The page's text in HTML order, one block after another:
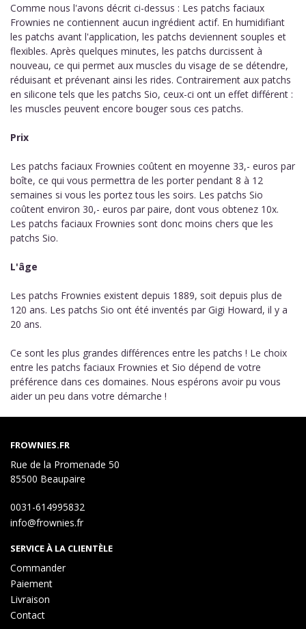
Comme nous l'avons décrit ci-dessus : Les patchs faciaux
Frownies ne contiennent aucun ingrédient actif. En humidifiant
les patchs avant l'application, les patchs deviennent souples et
flexibles. Après quelques minutes, les patchs durcissent à
nouveau, ce qui permet aux muscles du visage de se détendre,
réduisant et prévenant ainsi les rides. Contrairement aux patchs
en silicone tels que les patchs Sio, ceux-ci ont un effet différent :
les muscles peuvent encore bouger sous ces patchs.
Prix
Les patchs faciaux Frownies coûtent en moyenne 33,- euros par
boîte, ce qui vous permettra de les porter pendant 8 à 12
semaines si vous les portez tous les soirs. Les patchs Sio
coûtent environ 30,- euros par paire, dont vous obtenez 10x.
Les patchs faciaux Frownies sont donc moins chers que les
patchs Sio.
L'âge
Les patchs Frownies existent depuis 1889, soit depuis plus de
120 ans. Les patchs Sio ont été inventés par Gigi Howard, il y a
20 ans.
Ce sont les plus grandes différences entre les patchs ! Le choix
entre les patchs faciaux Frownies et Sio dépend de votre
préférence dans ces domaines. Nous espérons avoir pu vous
aider un peu dans votre démarche !
FROWNIES.FR
Rue de la Promenade 50
85500 Beaupaire
0031-614995832
info@frownies.fr
SERVICE À LA CLIENTÈLE
Commander
Paiement
Livraison
Contact